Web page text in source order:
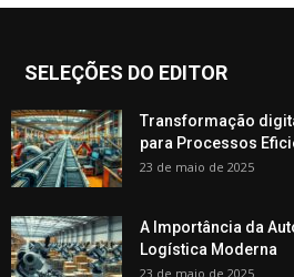
SELEÇÕES DO EDITOR
Transformação
para Processos
23 de maio de 2025
A Importância da
Logística Moderna
23 de maio de 2025